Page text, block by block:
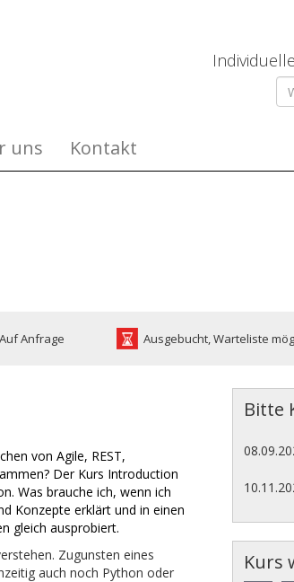
uns Kontakt
Auf Anfrage Ausgebucht, Warteliste
von Agile, REST,
Der Kurs Introduction
Was brauche ich, wenn ich
Konzepte erklärt und in einen
gleich ausprobiert.
Zugunsten eines
auch noch Python oder
Bitte
Kurs